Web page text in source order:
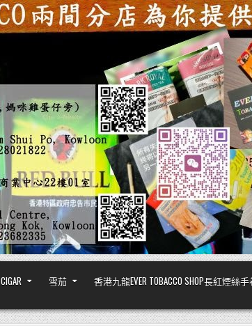
CIGAR 雪茄 香港九龍EVER TOBACCO SHOP長紅煙